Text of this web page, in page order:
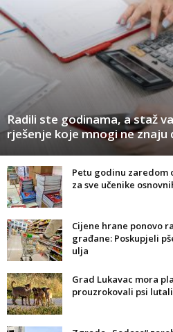
Radili ste godinama, a staž
rješenje koje mnogi ne znaju
Petu godinu zaredom
za sve učenike
Cijene hrane ponovo
građane: Poskupjeli
ulja
Grad Lukavac mora
prouzrokovali psi